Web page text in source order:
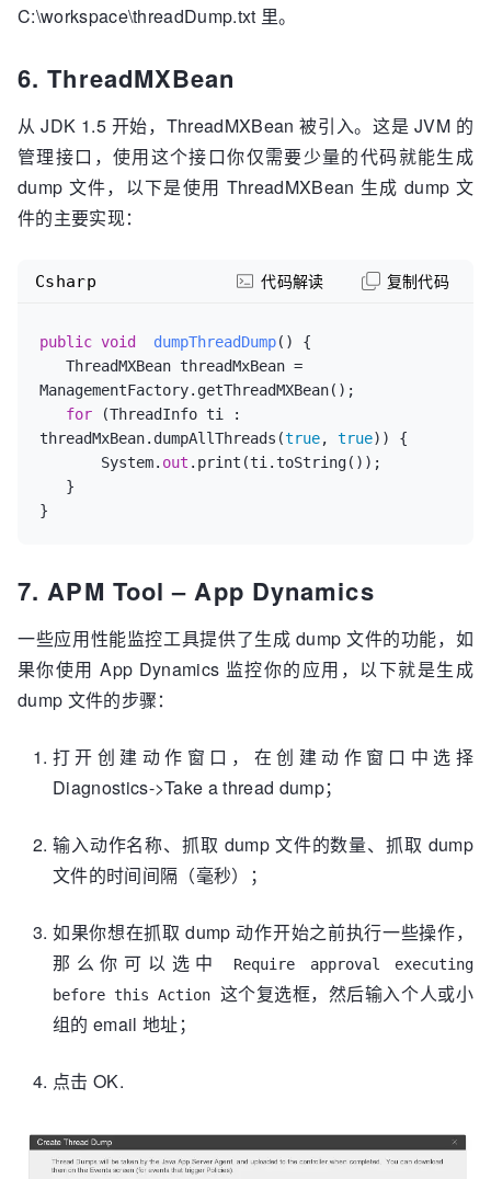
C:\workspace\threadDump.txt 里。
6. ThreadMXBean
从 JDK 1.5 开始，ThreadMXBean 被引入。这是 JVM 的
管理接口，使用这个接口你仅需要少量的代码就能生成
dump 文件，以下是使用 ThreadMXBean 生成 dump 文
件的主要实现：
public void dumpThreadDump()
{
ManagementFactory.getThreadMXBean();
for (ThreadInfo ti :
threadMxBean.dumpAllThreads(true, true)) {
       System.
out .print(ti.toString());
Csharp 代码解读 复制代码
7. APM Tool – App Dynamics
一些应用性能监控工具提供了生成 dump 文件的功能，如
果你使用 App Dynamics 监控你的应用，以下就是生成
dump 文件的步骤：
打开创建动作窗口，在创建动作窗口中选择
Diagnostics->Take a thread dump；
输入动作名称、抓取 dump 文件的数量、抓取 dump
文件的时间间隔（毫秒）；
如果你想在抓取 dump 动作开始之前执行一些操作，
那么你可以选中
Require approval executing
before this Action 这个复选框，然后输入个人或小
组的 email 地址；
点击 OK.